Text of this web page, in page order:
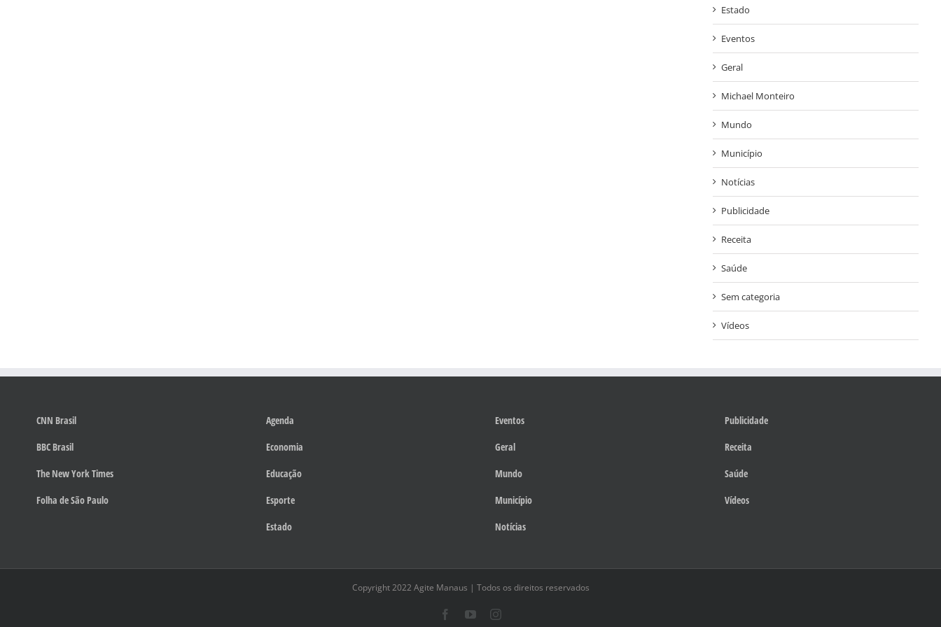
Estado
Eventos
Geral
Michael Monteiro
Mundo
Município
Notícias
Publicidade
Receita
Saúde
Sem categoria
Vídeos
CNN Brasil
BBC Brasil
The New York Times
Folha de São Paulo
Agenda
Economia
Educação
Esporte
Estado
Eventos
Geral
Mundo
Município
Notícias
Publicidade
Receita
Saúde
Vídeos
Copyright 2022 Agite Manaus | Todos os direitos reservados
FacebookYouTubeInstagram